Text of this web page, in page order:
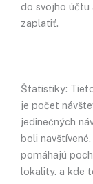
do svojho účtu
zaplatiť.
Štatistiky:
je počet
jedinečných
boli
pomáhajú
lokality. a kde